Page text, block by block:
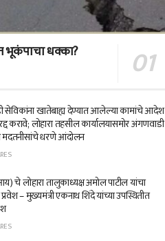
भूकंपाचा धक्का?
सेविकांना खातेबाह्य देण्यात आलेल्या कामांचे आदेश
करावे; लोहारा तहसील कार्यालयासमोर अंगणवाडी
मदतनीसांचे धरणे आंदोलन
चे लोहारा तालुकाध्यक्ष अमोल पाटील यांचा
– मुख्यमंत्री एकनाथ शिंदे यांच्या उपस्थितीत